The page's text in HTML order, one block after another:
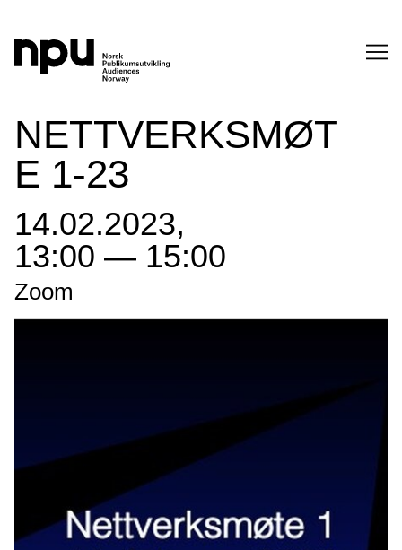
SØK
NETTVERKSMØT
E 1-23
14.02.2023,
13:00 — 15:00
Zoom